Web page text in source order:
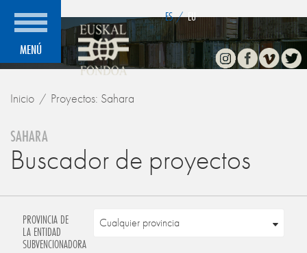
MENÚ
ES / EU
InstagramFacebook
Vimeo
Inicio Proyectos: Sahara
SAHARA
Buscador de proyectos
PROVINCIA DE
LA ENTIDAD
SUBVENCIONADORA